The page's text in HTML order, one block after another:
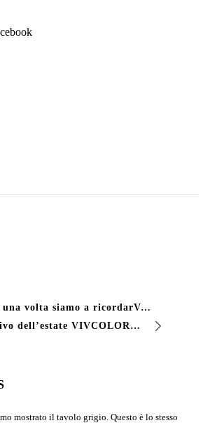
Ancora una volta siamo a ricordarVi che VIVCOLOR, nonostante le difficoltà di questi ultimi mesi, è aperta ed operativa.
Con l’arrivo dell’estate VIVCOLOR propone soluzioni per la verniciatura e manutenzione delle vostre piscine.
mostrato il tavolo grigio. Questo è lo stesso